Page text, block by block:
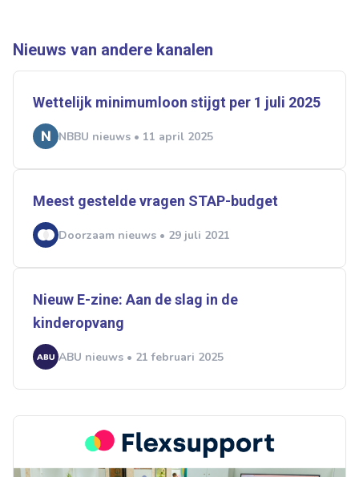
Nieuws van andere kanalen
Wettelijk minimumloon stijgt per 1 juli 2025
NBBU nieuws • 11 april 2025
Meest gestelde vragen STAP-budget
Doorzaam nieuws • 29 juli 2021
Nieuw E-zine: Aan de slag in de
kinderopvang
ABU nieuws • 21 februari 2025
Doorzaam
Flexmarkt Flexnieuws